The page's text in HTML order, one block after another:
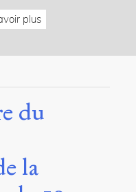
moderne »
un petit "l"
du Journal
plus
du
la